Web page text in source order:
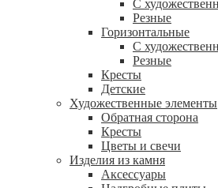
С
Резные
Горизонтальные
С
Резные
Кресты
Детские
Художественные элементы
Обратная сторона
Кресты
Цветы и свечи
Изделия из камня
Аксессуары